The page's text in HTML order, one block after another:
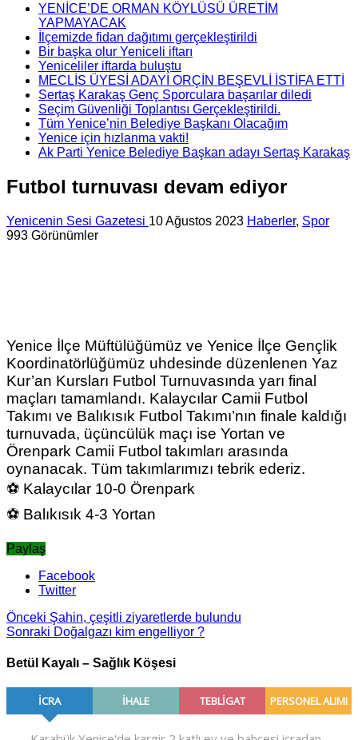
YENİCE’DE ORMAN KÖYLÜSÜ ÜRETİM
YAPMAYACAK
İlçemizde fidan dağıtımı gerçekleştirildi
Bir başka olur Yeniceli iftarı
Yeniceliler iftarda buluştu
MECLİS ÜYESİ ADAYI ORÇİN BEŞEVLİ İSTİFA ETTİ
Sertaş Karakaş Genç Sporculara başarılar diledi
Seçim Güvenliği Toplantısı Gerçekleştirildi.
Tüm Yenice’nin Belediye Başkanı Olacağım
Yenice için hızlanma vakti!
Ak Parti Yenice Belediye Başkan adayı Sertaş Karakaş
Futbol turnuvası devam ediyor
Yenicenin Sesi Gazetesi 10 Ağustos 2023 Haberler, Spor
993 Görünümler
Yenice İlçe Müftülüğümüz ve Yenice İlçe Gençlik
Koordinatörlüğümüz uhdesinde düzenlenen Yaz
Kur’an Kursları Futbol Turnuvasında yarı final
maçları tamamlandı. Kalaycılar Camii Futbol
Takımı ve Balıkısık Futbol Takımı’nın finale kaldığı
turnuvada, üçüncülük maçı ise Yortan ve
Örenpark Camii Futbol takımları arasında
oynanacak. Tüm takımlarımızı tebrik ederiz.
⚽ Kalaycılar 10-0 Örenpark
⚽ Balıkısık 4-3 Yortan
Paylaş
Facebook
Twitter
Önceki Şahin, çeşitli ziyaretlerde bulundu
Sonraki Doğalgazı kim engelliyor ?
Betül Kayalı – Sağlık Köşesi